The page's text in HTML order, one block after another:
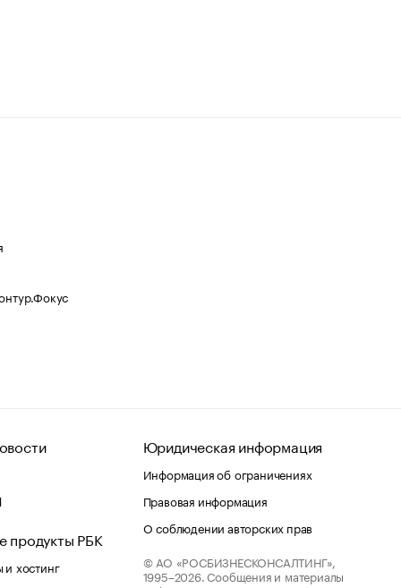
продукты РБК
хостинг
Юридическая информация
Информация об ограничениях
Правовая информация
О соблюдении авторских прав
© АО «РОСБИЗНЕСКОНСАЛТИНГ»,
1995–2026. Сообщения и материалы